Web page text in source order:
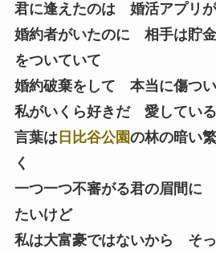
君に逢えたのは 婚活アプリ
婚約者がいたのに 相手は貯
をついていて
婚約破棄をして 本当に傷つ
私がいくら好きだ 愛してい
言葉は日比谷公園の林の暗い
く
一つ一つ不審がる君の眉間に
たいけど
私は大富豪ではないから そっ